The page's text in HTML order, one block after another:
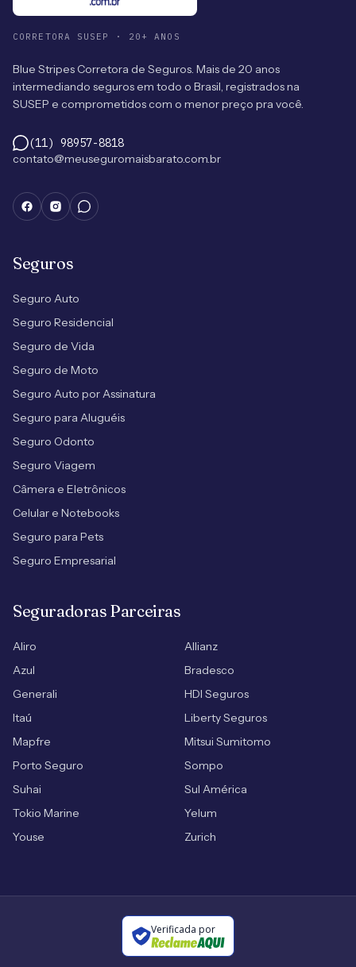
CORRETORA SUSEP · 20+ ANOS
Blue Stripes Corretora de Seguros. Mais de 20 anos
intermediando seguros em todo o Brasil, registrados na
SUSEP e comprometidos com o menor preço pra você.
(11) 98957-8818
contato@meuseguromaisbarato.com.br
Seguros
Seguro Auto
Seguro Residencial
Seguro de Vida
Seguro de Moto
Seguro Auto por Assinatura
Seguro para Aluguéis
Seguro Odonto
Seguro Viagem
Câmera e Eletrônicos
Celular e Notebooks
Seguro para Pets
Seguro Empresarial
Seguradoras Parceiras
Aliro
Allianz
Azul
Bradesco
Generali
HDI Seguros
Itaú
Liberty Seguros
Mapfre
Mitsui Sumitomo
Porto Seguro
Sompo
Suhai
Sul América
Tokio Marine
Yelum
Youse
Zurich
Verificada por